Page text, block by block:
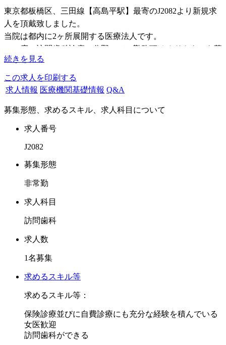
東京都板橋区、三田線【高島平駅】最寄のJ2082より新規求
人を頂戴致しました。
当院は都内に2ヶ所展開する医療法人です。
この度、訪問歯科診療の分野にてご勤務頂けるドクターを募
集しております。
原則、勤務スタイルは独特で訪問歯科診療と外来診療の両方
例として朝 訪問診療に出発、夕方戻られましたら外来への
従事をお願い致します。
習得できます。
※非常勤の訪問専従ドクターは時間相談可です
またケアだけでなく、しっかり治療も行いますので、外来経
験があれば訪問経験は問いません。
のご応募を特にお待ちしております。
方。常勤医ですと、土日休みも承れます。
多くのお問合せをお待ちしております。
続きを見る
この求人を印刷する
求人情報 医療機関基礎情報 Q&A
募集形態、求めるスキル、求人科目について
求人番号
J2082
募集形態
非常勤
求人科目
訪問歯科
求人数
1名募集
求めるスキル等
求めるスキル等：
保険診療並びに自費診療にも充分な経験を積んでいる
女医歓迎
訪問歯科ができる